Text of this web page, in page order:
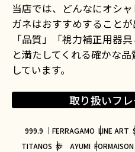
当店では、どんなにオシ
ガネはおすすめすることが
「品質」「視⼒補正⽤器
と満たしてくれる確かな
しています。
取り扱いフ
999.9 ｜FERRAGAMO LINE ART
TITANOS 歩 AYUMI FORMAISON